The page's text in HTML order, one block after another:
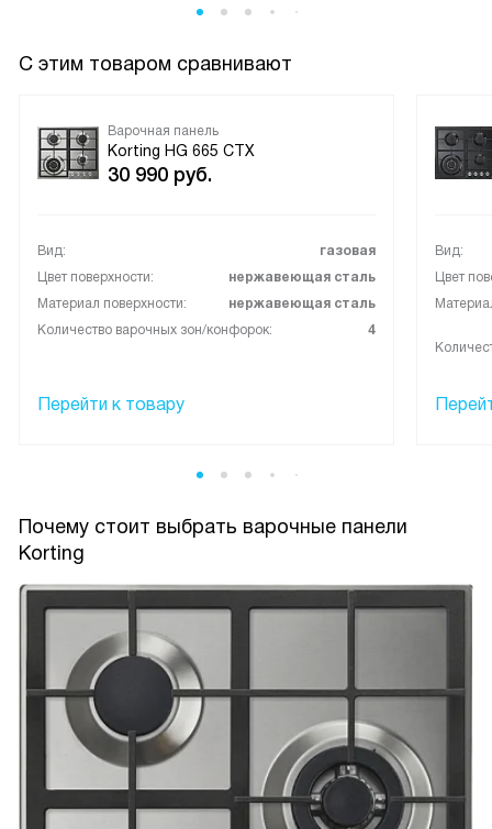
С этим товаром сравнивают
Варочная панель
Korting HG 665 CTX
30 990 руб.
Вид:
газовая
Цвет поверхности:
нержавеющая сталь
Материал поверхности:
нержавеющая сталь
Количество варочных зон/конфорок:
4
Перейти к товару
Вид:
Цвет
Почему стоит выбрать варочные панели
Korting